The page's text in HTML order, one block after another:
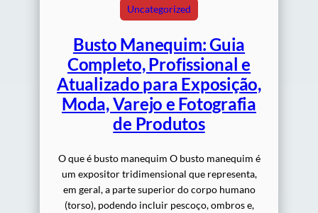
Uncategorized
Busto Manequim: Guia
Completo, Profissional e
Atualizado para Exposição,
Moda, Varejo e Fotografia
de Produtos
O que é busto manequim O busto manequim é
um expositor tridimensional que representa,
em geral, a parte superior do corpo humano
(torso), podendo incluir pescoço, ombros e,